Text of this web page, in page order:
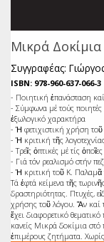
Μικρά Δοκίμια
Συγγραφέας:
ISBN: 978-960-637-066-3
- Ποιητική ἐπανάσταση
- Σύμφωνα μέ τούς ποιητές
ἐξωλογικό χαρακτήρα
- Ἡ φετιχιστική χρήση
- Ἡ κριτική τῆς λογοτεχνίας
- Τρεῖς ὀπτικές μέ τίς
- Γιά τόν ρεαλισμό στήν
- Ἡ κριτική τοῦ Κ. Παλαμᾶ
Τά ἑφτά κείμενα τῆς
δραστηριότητας. Πτυχές,
χρήσης τοῦ λόγου. Ἄν καί
ἔχει διαφορετικό
κανείς Μικρά δοκίμια στό
ἐπιμέρους ζητήματα.